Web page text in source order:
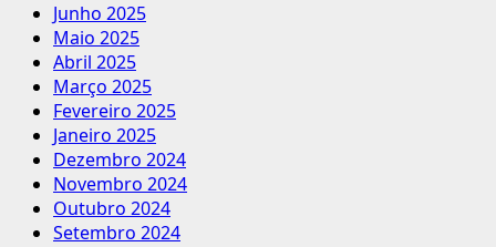
Junho 2025
Maio 2025
Abril 2025
Março 2025
Fevereiro 2025
Janeiro 2025
Dezembro 2024
Novembro 2024
Outubro 2024
Setembro 2024